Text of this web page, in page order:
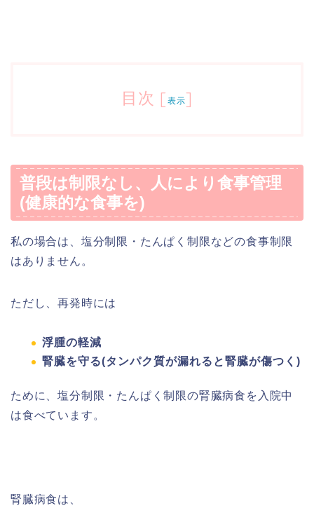
目次 [ 表示]
普段は制限なし、人により食事管理
(健康的な食事を)
私の場合は、塩分制限・たんぱく制限などの食事制限
はありません。
ただし、再発時には
浮腫の軽減
腎臓を守る(タンパク質が漏れると腎臓が傷つく)
ために、塩分制限・たんぱく制限の腎臓病食を入院中
は食べています。
腎臓病食は、